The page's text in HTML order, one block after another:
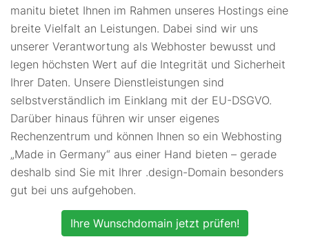
manitu bietet Ihnen im Rahmen unseres Hostings eine
breite Vielfalt an Leistungen. Dabei sind wir uns
unserer Verantwortung als Webhoster bewusst und
legen höchsten Wert auf die Integrität und Sicherheit
Ihrer Daten. Unsere Dienstleistungen sind
selbstverständlich im Einklang mit der EU-DSGVO.
Darüber hinaus führen wir unser eigenes
Rechenzentrum und können Ihnen so ein Webhosting
„Made in Germany“ aus einer Hand bieten – gerade
deshalb sind Sie mit Ihrer .design-Domain besonders
gut bei uns aufgehoben.
Ihre Wunschdomain jetzt prüfen!